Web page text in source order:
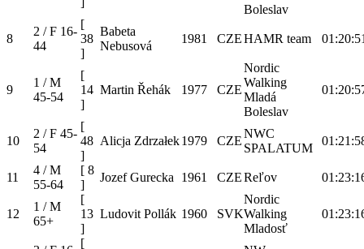
Boleslav
8
2 / F 16-
44
[
38
]
Babeta
Nebusová
1981 CZEHAMR team
9
1 / M
45-54
[
14
]
Martin Řehák 1977 CZE
Nordic
Walking
Mladá
Boleslav
10
2 / F 45-
54
[
48
]
Alicja Zdrzałek1979 CZE
NWC
SPALATUM
11
4 / M
55-64
[ 8
]
Jozef Gurecka 1961 CZEReľov
12
1 / M
65+
[
13
]
Ludovit Pollák 1960 SVK
Nordic
Walking
Mladosť
[